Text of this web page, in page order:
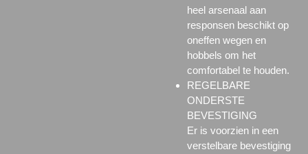
heel arsenaal aan
responsen beschikt op
oneffen wegen en
hobbels om het
comfortabel te houden.
REGELBARE
ONDERSTE
BEVESTIGING
Er is voorzien in een
verstelbare bevestiging